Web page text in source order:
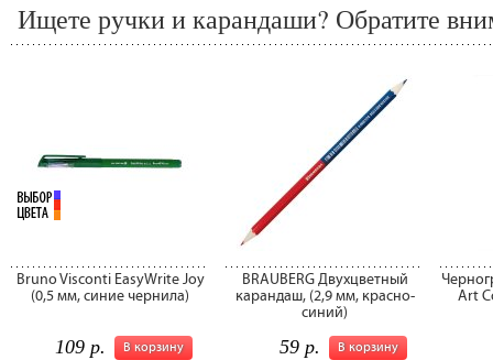
Ищете ручки и карандаши? Обратите
Bruno Visconti EasyWrite Joy
(0,5 мм, синие чернила)
В корзину
109 р.
BRAUBERG Двухцветный
карандаш, (2,9 мм, красно-
синий)
В корзину
59 р.
Art